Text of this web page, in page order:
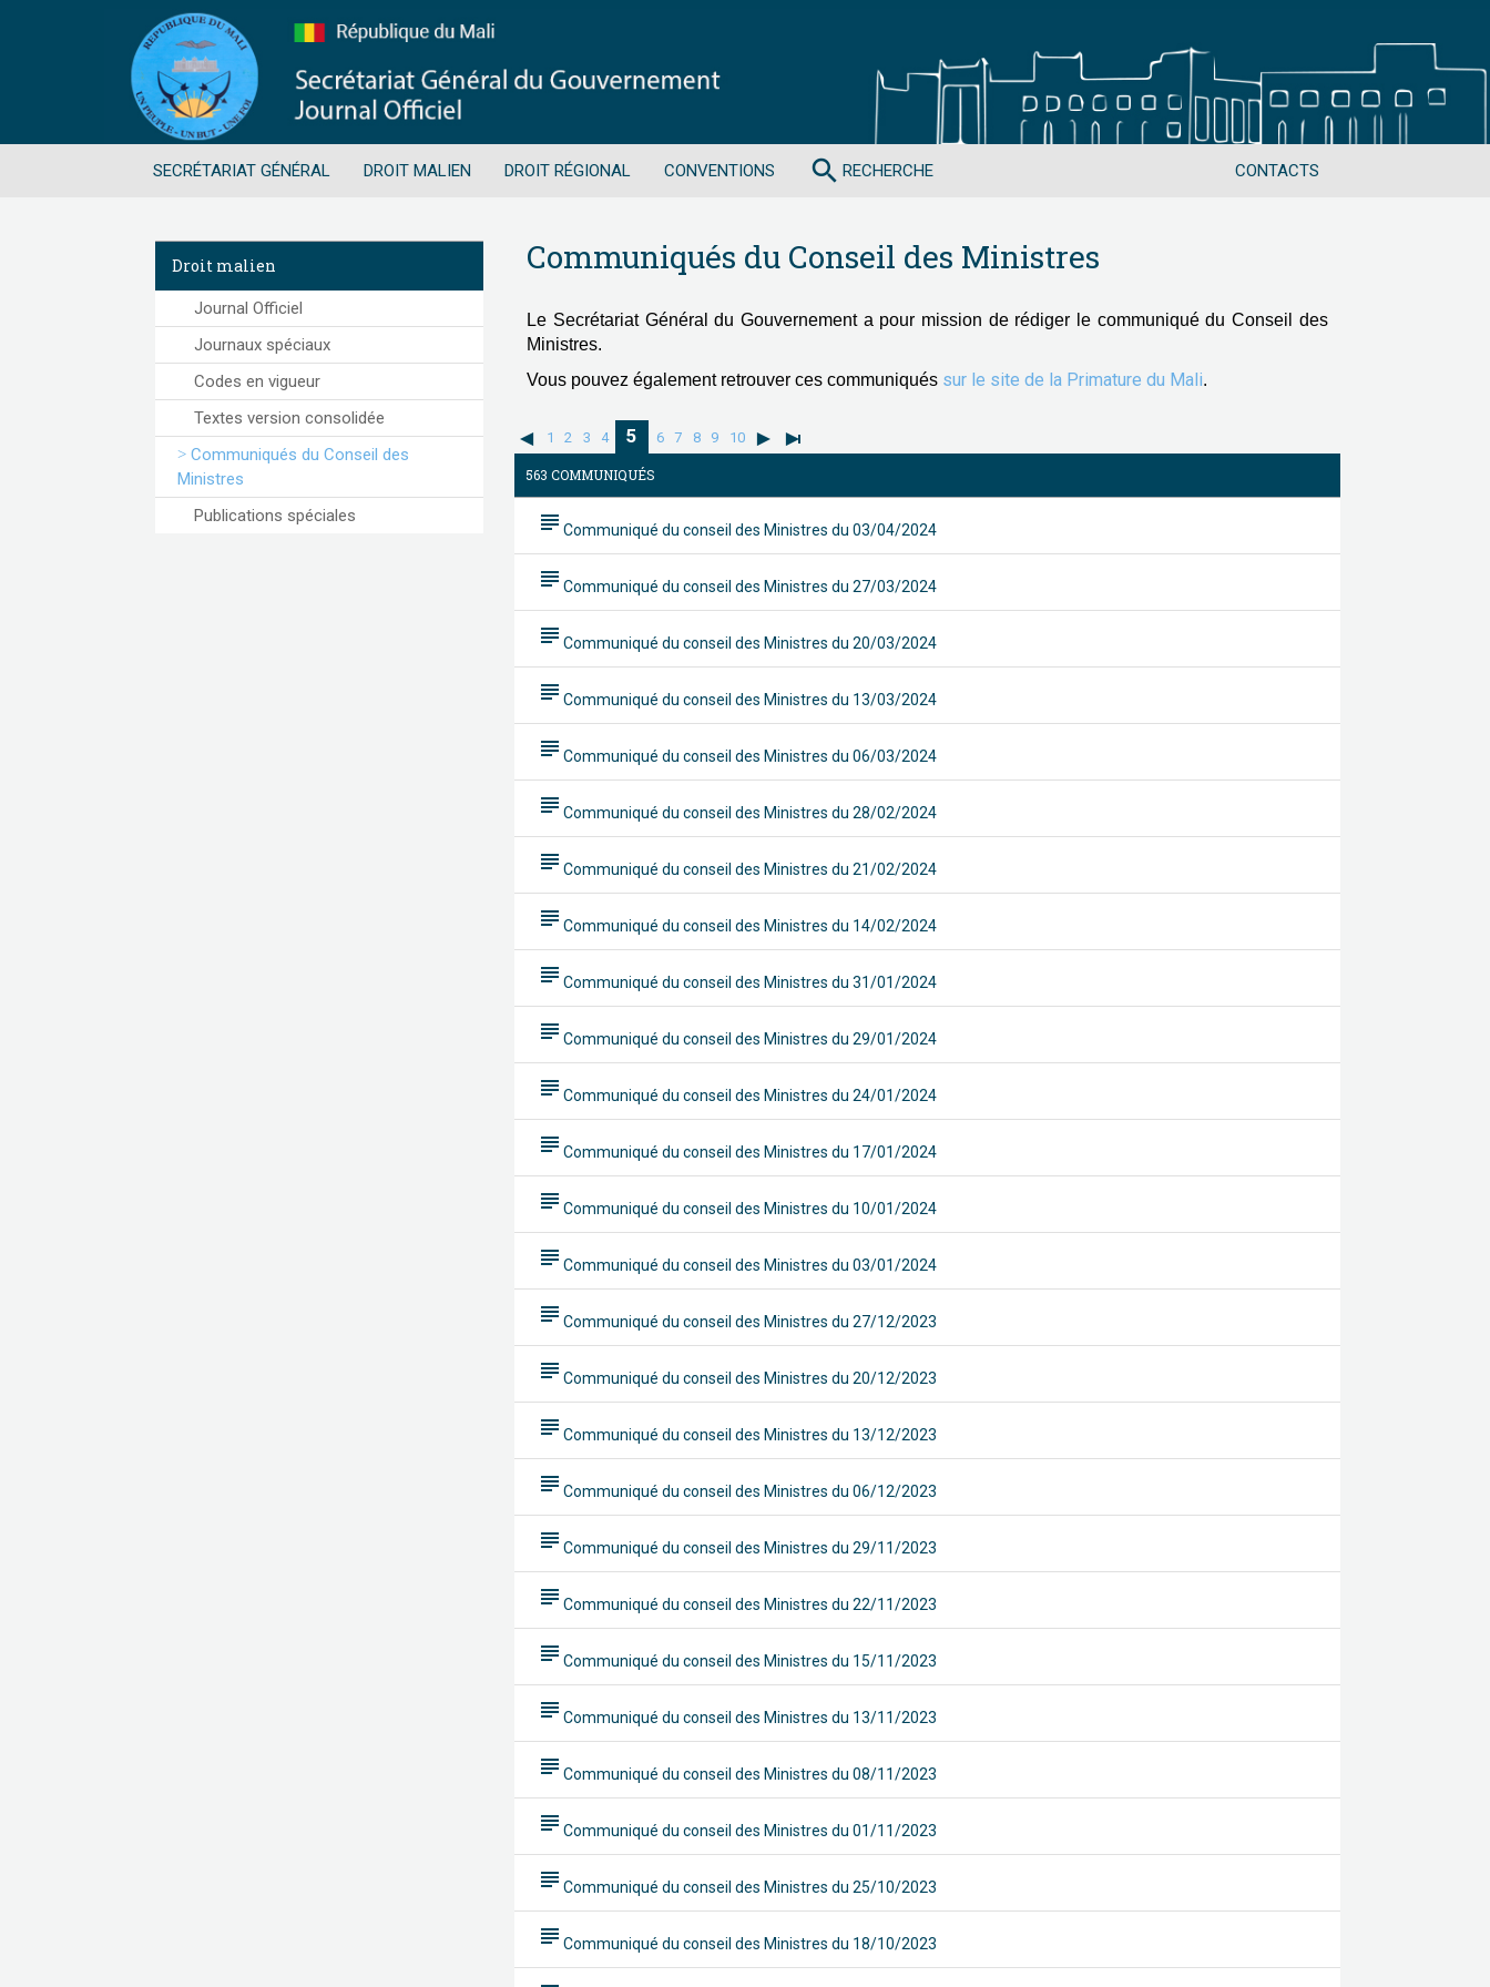
SECRÉTARIAT GÉNÉRAL DROIT MALIEN DROIT RÉGIONAL CONVENTIONS CONTACTS
search RECHERCHE
Droit malien
Journal Officiel
Journaux spéciaux
Codes en vigueur
Textes version consolidée
Communiqués du Conseil des
Ministres
Publications spéciales
Communiqués du Conseil des Ministres
Le Secrétariat Général du Gouvernement a pour mission de rédiger le communiqué du Conseil des
Ministres.
Vous pouvez également retrouver ces communiqués sur le site de la Primature du Mali.
1 2 3 4 5 6 7 8 9 10
563 COMMUNIQUÉS
subject Communiqué du conseil des Ministres du 03/04/2024
subject Communiqué du conseil des Ministres du 27/03/2024
subject Communiqué du conseil des Ministres du 20/03/2024
subject Communiqué du conseil des Ministres du 13/03/2024
subject Communiqué du conseil des Ministres du 06/03/2024
subject Communiqué du conseil des Ministres du 28/02/2024
subject Communiqué du conseil des Ministres du 21/02/2024
subject Communiqué du conseil des Ministres du 14/02/2024
subject Communiqué du conseil des Ministres du 31/01/2024
subject Communiqué du conseil des Ministres du 29/01/2024
subject Communiqué du conseil des Ministres du 24/01/2024
subject Communiqué du conseil des Ministres du 17/01/2024
subject Communiqué du conseil des Ministres du 10/01/2024
subject Communiqué du conseil des Ministres du 03/01/2024
subject Communiqué du conseil des Ministres du 27/12/2023
subject Communiqué du conseil des Ministres du 20/12/2023
subject Communiqué du conseil des Ministres du 13/12/2023
subject Communiqué du conseil des Ministres du 06/12/2023
subject Communiqué du conseil des Ministres du 29/11/2023
subject Communiqué du conseil des Ministres du 22/11/2023
subject Communiqué du conseil des Ministres du 15/11/2023
subject Communiqué du conseil des Ministres du 13/11/2023
subject Communiqué du conseil des Ministres du 08/11/2023
subject Communiqué du conseil des Ministres du 01/11/2023
subject Communiqué du conseil des Ministres du 25/10/2023
subject Communiqué du conseil des Ministres du 18/10/2023